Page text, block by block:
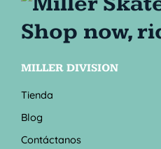
MILLER DIVISION
Tienda
Blog
Contáctanos